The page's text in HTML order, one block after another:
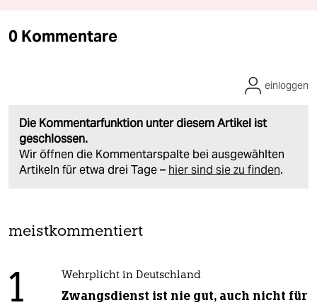
0 Kommentare
Die Kommentarfunktion unter diesem Artikel ist
geschlossen.
Wir öffnen die Kommentarspalte bei ausgewählten
Artikeln für etwa drei Tage – hier sind sie zu finden.
einloggen
meistkommentiert
1 Wehrplicht in Deutschland
Zwangsdienst ist nie gut, auch nicht für